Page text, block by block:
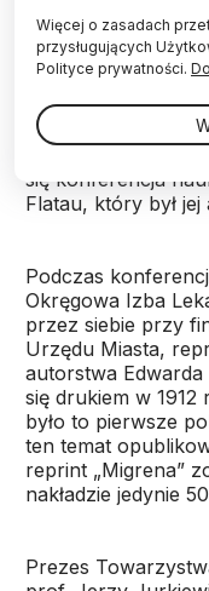
W sobotę w
Marszałka
najstarszej
się konferencja
Flatau, który był jej
Podczas
Okręgowa Izba
przez siebie przy
Urzędu Miasta,
autorstwa
się drukiem w
było to pierwsze
ten temat
reprint „Migrena”
nakładzie jedynie
Prezes
Więcej o zasadach
przysługujących
Polityce prywatności.